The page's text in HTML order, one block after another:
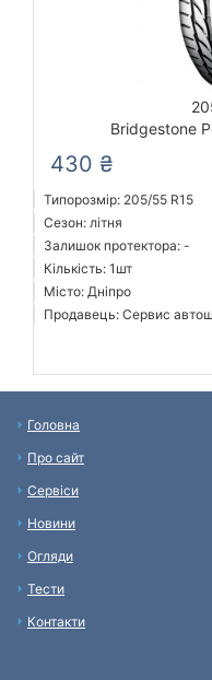
Bridgestone
430 ₴
Типорозмір: 205/55 R15
Сезон: літня
Залишок протектора: -
Кількість: 1шт
Місто: Дніпро
Продавець: Сервис
Головна
Про сайт
Сервіси
Новини
Огляди
Тести
Контакти